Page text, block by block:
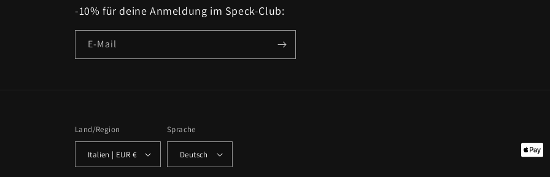
-10% für deine Anmeldung im Speck-Club:
E-Mail
Land/Region
Italien | EUR €
Sprache
Deutsch